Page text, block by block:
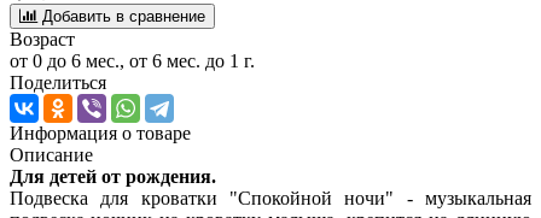
Добавить в сравнение
Возраст
от 0 до 6 мес., от 6 мес. до 1 г.
Поделиться
Информация о товаре
Описание
Для детей от рождения.
Подвеска для кроватки "Спокойной ночи" - музыкальная